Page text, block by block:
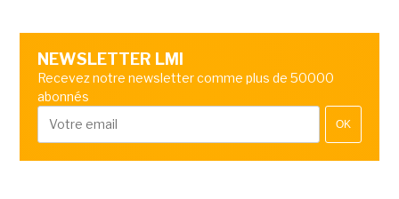
NEWSLETTER LMI
Recevez notre newsletter comme plus de 50000
abonnés
OK